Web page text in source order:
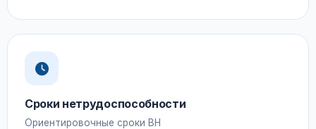
Сроки нетрудоспособности
Ориентировочные сроки ВН